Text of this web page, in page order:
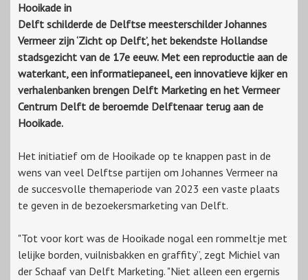
Hooikade in
Delft schilderde de Delftse meesterschilder Johannes
Vermeer zijn ‘Zicht op Delft’, het bekendste Hollandse
stadsgezicht van de 17e eeuw. Met een reproductie aan de
waterkant, een informatiepaneel, een innovatieve kijker en
verhalenbanken brengen Delft Marketing en het Vermeer
Centrum Delft de beroemde Delftenaar terug aan de
Hooikade.
Het initiatief om de Hooikade op te knappen past in de
wens van veel Delftse partijen om Johannes Vermeer na
de succesvolle themaperiode van 2023 een vaste plaats
te geven in de bezoekersmarketing van Delft.
"Tot voor kort was de Hooikade nogal een rommeltje met
lelijke borden, vuilnisbakken en graffity”, zegt Michiel van
der Schaaf van Delft Marketing. "Niet alleen een ergernis